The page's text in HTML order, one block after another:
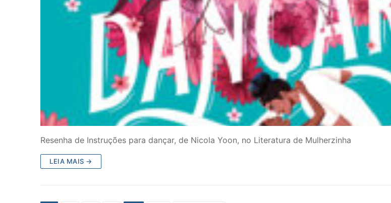
Resenha de Instruções para dançar, de Nicola Yoon, no Literatura de Mulherzinha
LEIA MAIS →